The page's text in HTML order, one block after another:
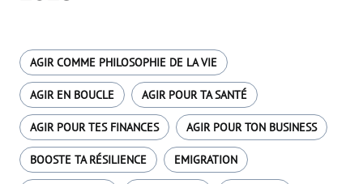
AGIR COMME PHILOSOPHIE DE LA VIE
AGIR EN BOUCLE AGIR POUR TA SANTÉ
AGIR POUR TES FINANCES AGIR POUR TON BUSINESS
BOOSTE TA RÉSILIENCE EMIGRATION